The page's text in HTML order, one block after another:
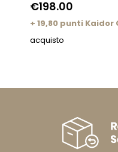
€198.00
+ 19,80 punti Kaidor
acquisto